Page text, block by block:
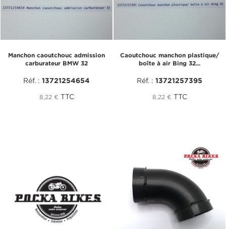
Manchon caoutchouc admission
carburateur BMW 32
Réf. : 13721254654
8,22 € TTC
Caoutchouc manchon plastique/
boîte à air Bing 32...
Réf. : 13721257395
8,22 € TTC